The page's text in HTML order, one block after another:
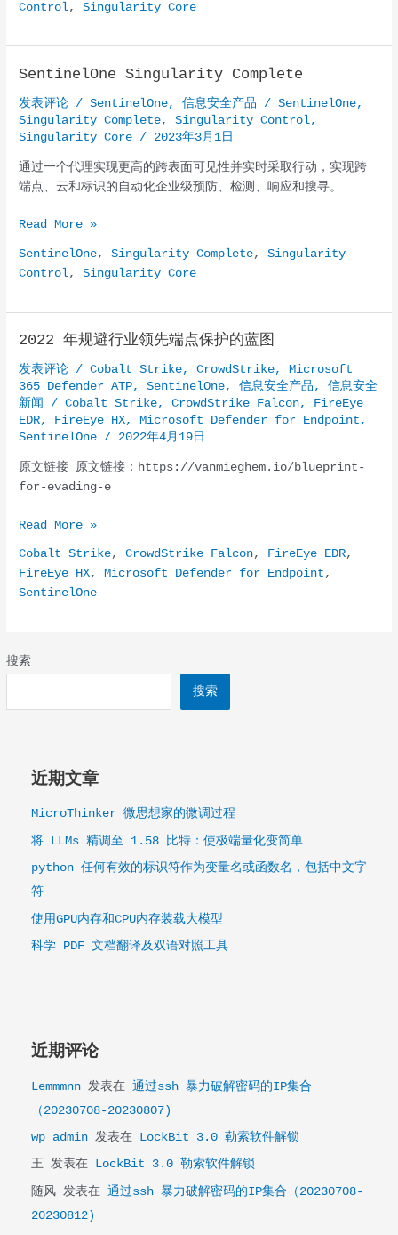
搜索
搜索
近期文章
MicroThinker 微思想家的微调过程
将 LLMs 精调至 1.58 比特：使极端量化变简单
python 任何有效的标识符作为变量名或函数名，包括中文字
符
使用GPU内存和CPU内存装载大模型
科学 PDF 文档翻译及双语对照工具
近期评论
Lemmmnn发表在 通过ssh 暴力破解密码的IP集合
（20230708-20230807)
wp_admin发表在 LockBit 3.0 勒索软件解锁
王发表在 LockBit 3.0 勒索软件解锁
随风发表在 通过ssh 暴力破解密码的IP集合（20230708-
20230812)
Control,Singularity Core
SentinelOne Singularity Complete
发表评论 /SentinelOne,信息安全产品 /SentinelOne,
Singularity Complete,Singularity Control,
Singularity Core / 2023年3月1日
通过一个代理实现更高的跨表面可见性并实时采取行动，实现跨
端点、云和标识的自动化企业级预防、检测、响应和搜寻。
SentinelOne
Read More »
SentinelOne,Singularity Complete,Singularity
Control,Singularity Core
2022 年规避行业领先端点保护的蓝图
发表评论 /Cobalt Strike,CrowdStrike,Microsoft
365 Defender ATP,SentinelOne,信息安全产品 ,信息安全
新闻 /Cobalt Strike,CrowdStrike Falcon, FireEye
EDR, FireEye HX,Microsoft Defender for Endpoint ,
SentinelOne / 2022年4月19日
原文链接 原文链接：https://vanmieghem.io/blueprint-
for-evading-e
2022
先
Read More »
Cobalt Strike,CrowdStrike Falcon, FireEye EDR,
FireEye HX,Microsoft Defender for Endpoint ,
SentinelOne